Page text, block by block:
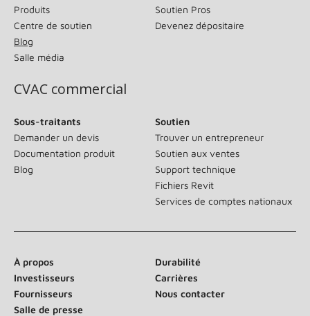
Produits
Centre de soutien
Blog
Salle média
Soutien Pros
Devenez dépositaire
CVAC commercial
Sous-traitants
Demander un devis
Documentation produit
Blog
Soutien
Trouver un entrepreneur
Soutien aux ventes
Support technique
Fichiers Revit
Services de comptes nationaux
À propos
Durabilité
Investisseurs
Carrières
Fournisseurs
Nous contacter
Salle de presse